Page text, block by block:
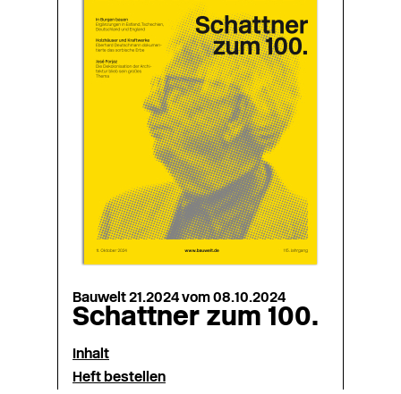
Bauwelt 21.2024 vom 08.10.2024
Schattner zum 100.
Inhalt
Heft bestellen